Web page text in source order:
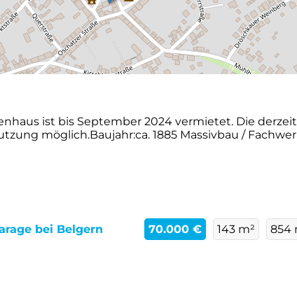
ist bis September 2024 vermietet. Die
möglich.Baujahr:ca. 1885 Massivbau /
bei Belgern
70.000 € 143 m² 854